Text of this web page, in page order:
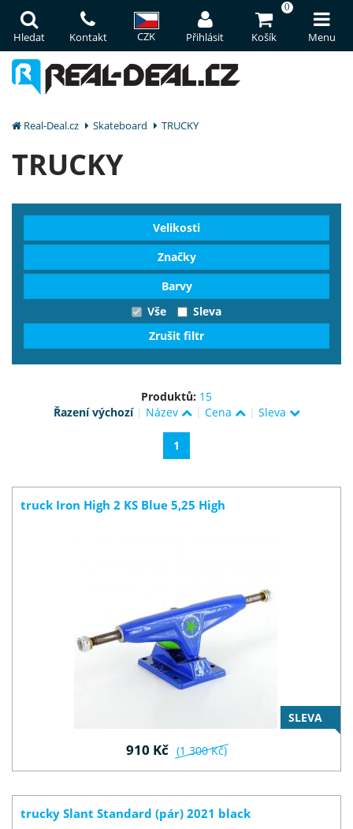
Hledat Kontakt CZK Přihlásit
0
Košík Menu
Real-Deal.cz Skateboard TRUCKY
TRUCKY
Velikosti
Značky
Barvy
Vše
Sleva
Produktů: 15
Řazení výchozí | Název | Cena | Sleva
1
truck Iron High 2 KS Blue 5,25 High
SLEVA
910 Kč (1 300 Kč)
trucky Slant Standard (pár) 2021 black